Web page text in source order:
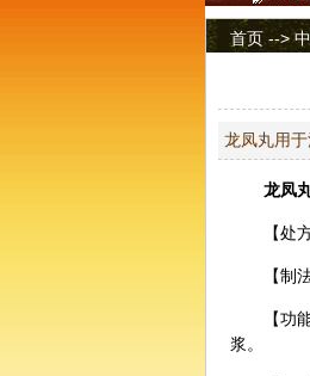
首页 -->
龙凤丸用
龙凤
【处
【制
【功
浆。